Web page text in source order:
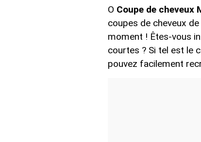
O Coupe de cheveux
coupes de cheveux
moment ! Êtes-vous
courtes ? Si tel est le
pouvez facilement